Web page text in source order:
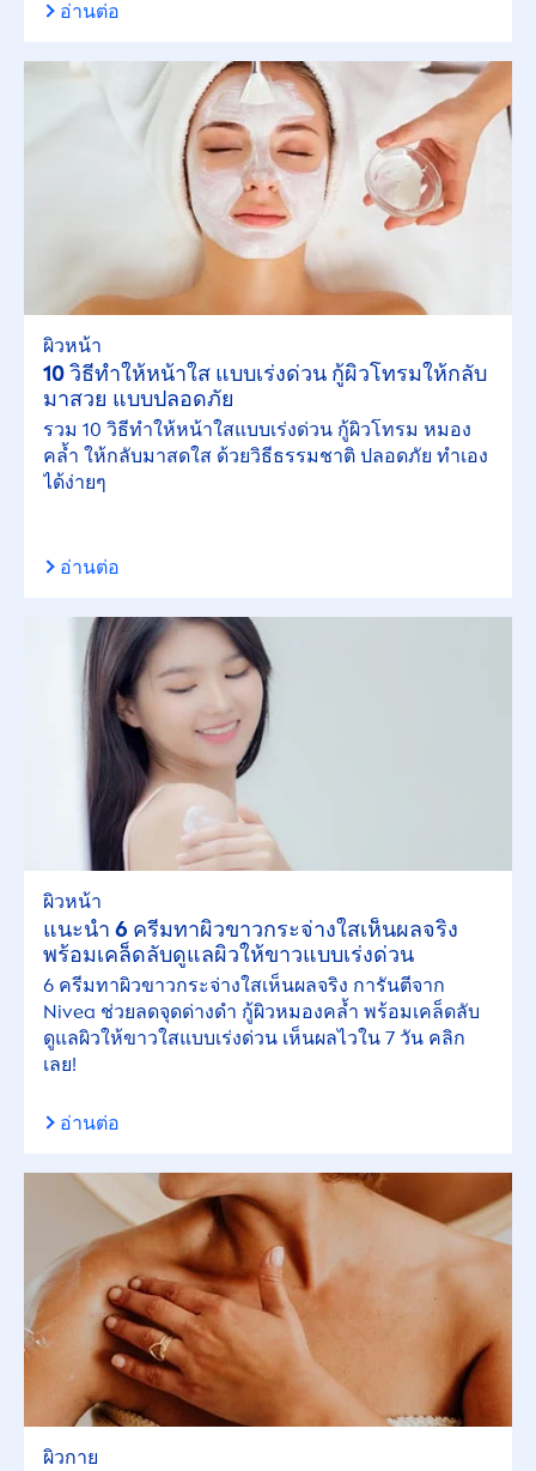
อ่านต่อ
ผิวหน้า
10 วิธีทำให้หน้าใส แบบเร่งด่วน กู้ผิวโทรมให้กลับ
มาสวย แบบปลอดภัย
รวม 10 วิธีทำให้หน้าใสแบบเร่งด่วน กู้ผิวโทรม หมอง
คล้ำ ให้กลับมาสดใส ด้วยวิธีธรรมชาติ ปลอดภัย ทำเอง
ได้ง่ายๆ
อ่านต่อ
ผิวหน้า
แนะนำ 6 ครีมทาผิวขาวกระจ่างใสเห็นผลจริง
พร้อมเคล็ดลับดูแลผิวให้ขาวแบบเร่งด่วน
6 ครีมทาผิวขาวกระจ่างใสเห็นผลจริง การันตีจาก
Nivea ช่วยลดจุดด่างดำ กู้ผิวหมองคล้ำ พร้อมเคล็ดลับ
ดูแลผิวให้ขาวใสแบบเร่งด่วน เห็นผลไวใน 7 วัน คลิก
เลย!
อ่านต่อ
ผิวกาย